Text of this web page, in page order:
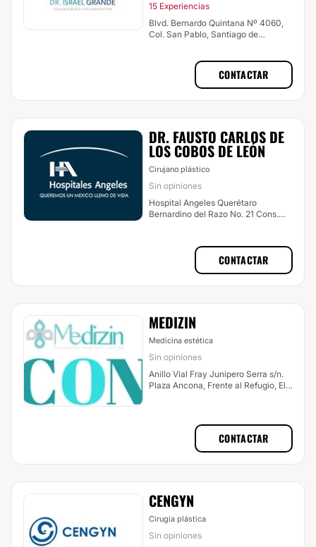
15 Experiencias
Blvd. Bernardo Quintana Nº 4060,
Col. San Pablo, Santiago de
CONTACTAR
DR. FAUSTO CARLOS DE
LOS COBOS DE LEÓN
Cirujano plástico
Sin opiniones
Hospital Angeles Querétaro
Bernardino del Razo No. 21 Cons.
CONTACTAR
MEDIZIN
Medicina estética
Sin opiniones
Anillo Vial Fray Junipero Serra s/n.
Plaza Ancona, Frente al Refugio, El
CONTACTAR
CENGYN
Cirugía plástica
Sin opiniones